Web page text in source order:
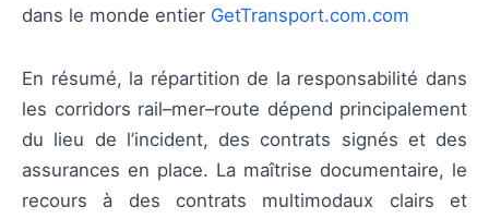
dans le monde entier GetTransport.com.com
En résumé, la répartition de la responsabilité dans
les corridors rail–mer–route dépend principalement
du lieu de l’incident, des contrats signés et des
assurances en place. La maîtrise documentaire, le
recours à des contrats multimodaux clairs et